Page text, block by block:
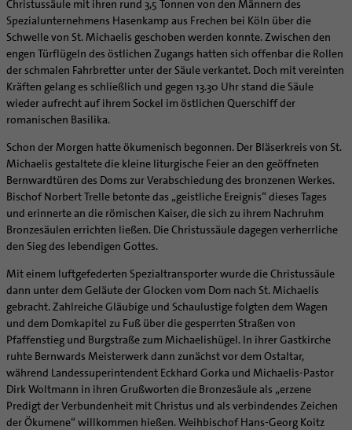
Ehe - Familie - Geschlechtergerechtigkeit
Kategoriale und Diakonale Seelsorge
Notfall
Polizei- und Feuerwehr
Schule
Gefängnisseelsorge
Segensorte
Veranstaltungen
Supervision
Coaching
Aufbrüche in der Kirche
Ehrenamtliche
KirchenZeitung online
Verwaltungsbeauftragte / Verwaltungsleitungen in
Christussäule mit ihren rund 3,5 Tonnen von den Männern des
Spezialunternehmens Hasenkamp aus Frechen bei Köln über die
Schwelle von St. Michaelis geschoben werden konnte. Zwischen den
engen Türflügeln des östlichen Zugangs hatten sich offenbar die Rollen
der schmalen Fahrbretter unter der Säule verkantet. Doch mit vereinten
Kräften gelang es schließlich und gegen 13.30 Uhr stand die Säule
wieder aufrecht auf ihrem Sockel im östlichen Querschiff der
romanischen Basilika.
Schon der Morgen hatte ökumenisch begonnen. Der Bläserkreis von St.
Michaelis gestaltete die kleine liturgische Feier an den geöffneten
Bernwardtüren des Doms zur Verabschiedung des bronzenen Werkes.
Bischof Norbert Trelle betonte das „geistliche Ereignis“ dieses Tages
und erinnerte an die römischen Kaiser, die sich zu ihrem Nachruhm
Bronzesäulen errichten ließen. Die Christussäule dagegen verherrliche
den Sieg des lebendigen Gottes.
Mit einem luftgefederten Spezialtransporter wurde die Christussäule
dann unter dem Geläute der Glocken vom Dom nach St. Michaelis
gebracht. Zahlreiche Gläubige und Schaulustige folgten dem Wagen
und dem Domkapitel zu Fuß über die gesperrten Straßen von
Pfaffenstieg und Burgstraße zum Michaelishügel. In ihrer Gastkirche
ruhte Bernwards Meisterwerk dann zunächst vor dem Ostaltar,
während Landessuperintendent Eckhard Gorka und Michaelis-Pastor
Dirk Woltmann in ihren Grußworten die Bronzesäule als „erzene
Predigt der Verbundenheit mit Christus und als verbindendes Zeichen
der Ökumene“ willkommen hießen. Weihbischof Hans-Georg Koitz